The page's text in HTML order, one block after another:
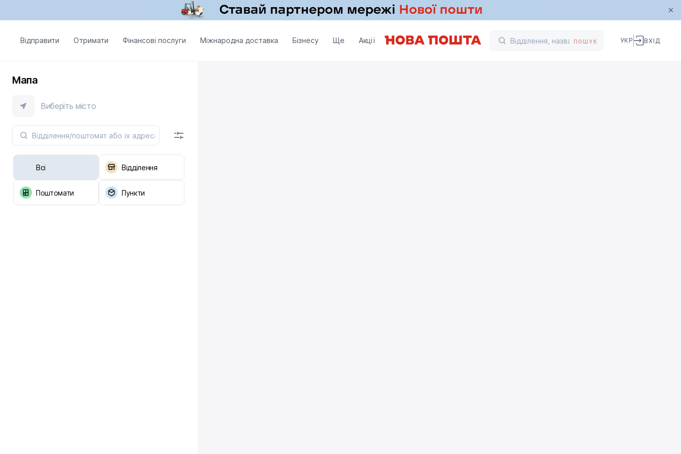
Відправити Отримати Фінансові послуги Міжнародна доставка Бізнесу Ще Акції ПОШУК УКР ВХІД
Мапа
Виберіть місто
Всі Відділення
Поштомати Пункти